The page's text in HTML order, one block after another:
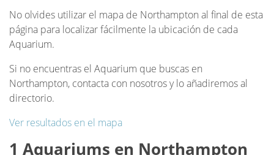
No olvides utilizar el mapa de Northampton al final de esta
página para localizar fácilmente la ubicación de cada
Aquarium.
Si no encuentras el Aquarium que buscas en
Northampton, contacta con nosotros y lo añadiremos al
directorio.
Ver resultados en el mapa
1 Aquariums en Northampton